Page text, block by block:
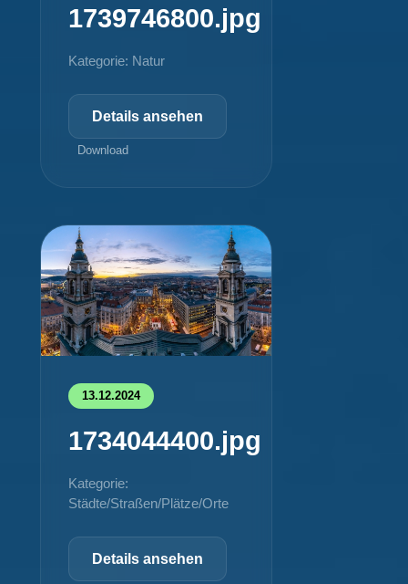
1739746800.jpg
Kategorie: Natur
Details ansehen
Download
13.12.2024
1734044400.jpg
Kategorie:
Städte/Straßen/Plätze/Orte
Details ansehen